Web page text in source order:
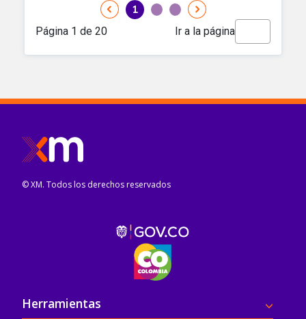
© XM. Todos los derechos reservados
Pie de página
Herramientas